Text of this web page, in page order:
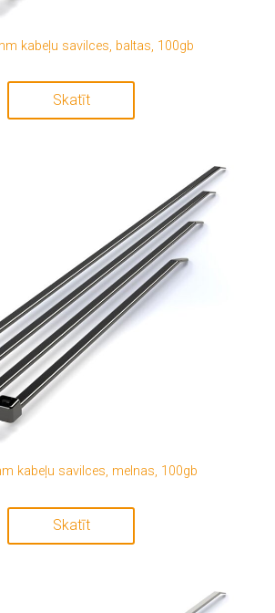
kabeļu savilces, baltas, 100gb
Skatīt
kabeļu savilces, melnas, 100gb
Skatīt